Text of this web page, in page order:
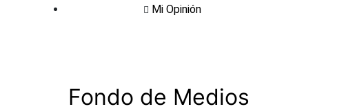
Mi Opinión
Fondo de Medios